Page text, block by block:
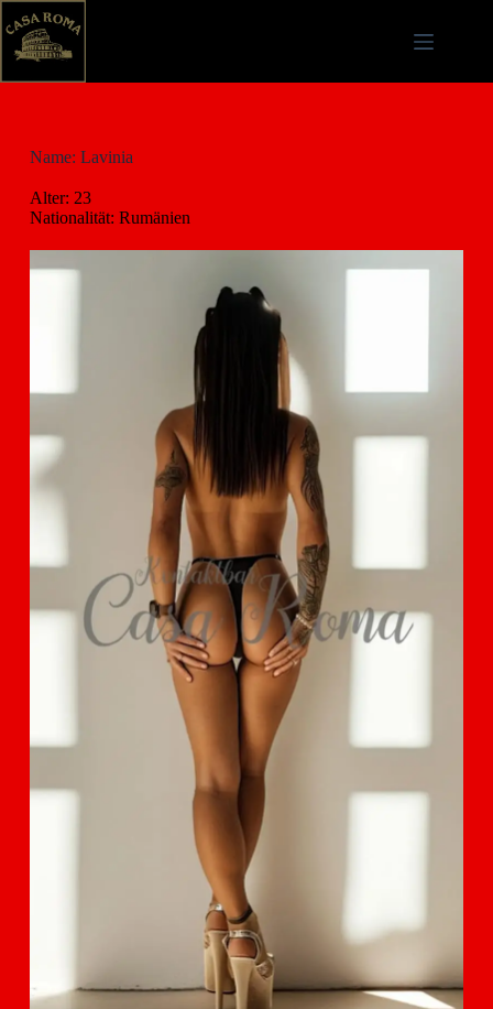
Name: Lavinia
Alter: 23
Nationalität: Rumänien